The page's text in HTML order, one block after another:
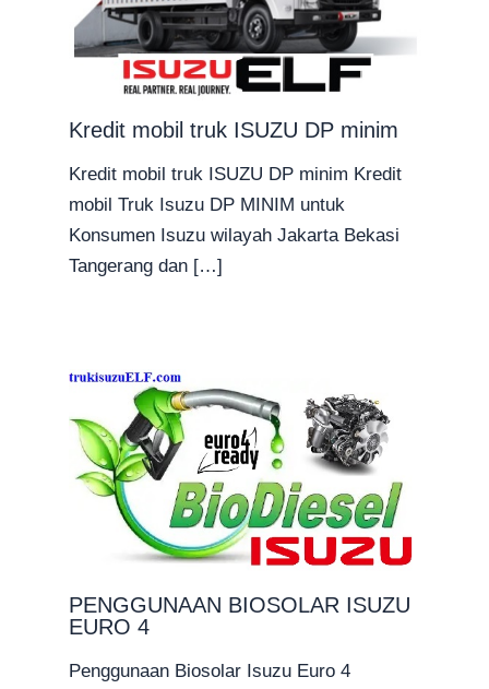
Kredit mobil truk ISUZU DP minim
Kredit mobil truk ISUZU DP minim Kredit
mobil Truk Isuzu DP MINIM untuk
Konsumen Isuzu wilayah Jakarta Bekasi
Tangerang dan […]
PENGGUNAAN BIOSOLAR ISUZU
EURO 4
Penggunaan Biosolar Isuzu Euro 4